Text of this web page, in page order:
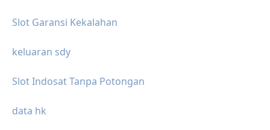
Slot Garansi Kekalahan
keluaran sdy
Slot Indosat Tanpa Potongan
data hk